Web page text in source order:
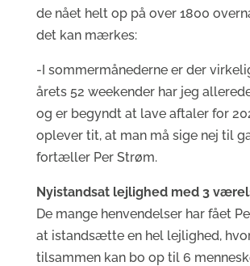
de nået helt op på over 1800
det kan mærkes:
-I sommermånederne er der
årets 52 weekender har jeg
og er begyndt at lave aftaler for
oplever tit, at man må sige nej til
fortæller Per Strøm.
Nyistandsat lejlighed med 3
De mange henvendelser har fået
at istandsætte en hel lejlighed,
tilsammen kan bo op til 6